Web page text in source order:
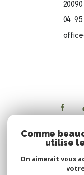
20090
04 95
Comme
utilise
On aimerait vous